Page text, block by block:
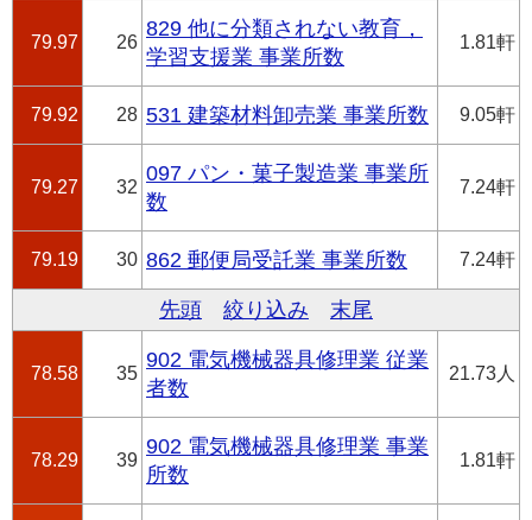
79.97 26
829 他に分類されない教育，
学習支援業 事業所数
1.81軒
79.92 28 531 建築材料卸売業 事業所数 9.05軒
79.27 32
097 パン・菓子製造業 事業所
数
7.24軒
79.19 30 862 郵便局受託業 事業所数 7.24軒
先頭 絞り込み 末尾
78.58 35
902 電気機械器具修理業 従業
者数
21.73人
78.29 39
902 電気機械器具修理業 事業
所数
1.81軒